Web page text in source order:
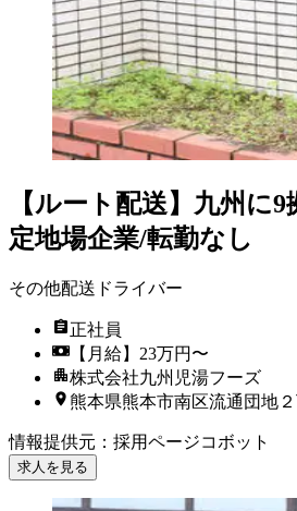
【ルート配送】九州に
定地場企業/転勤なし
その他配送ドライバー
正社員
【月給】23万円〜
株式会社九州児湯フーズ
熊本県熊本市南区流通団地２
情報提供元 ： 採用ページコボット
求人を見る